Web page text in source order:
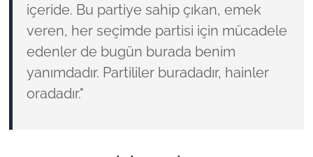
içeride. Bu partiye sahip çıkan, emek
veren, her seçimde partisi için mücadele
edenler de bugün burada benim
yanımdadır. Partililer buradadır, hainler
oradadır."